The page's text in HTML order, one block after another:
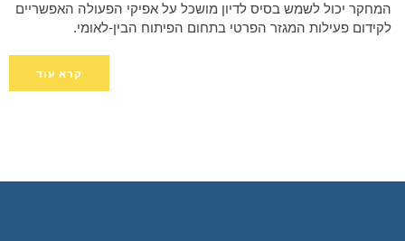
המחקר יכול לשמש בסיס לדיון מושכל על אפיקי הפעולה האפשריים
לקידום פעילות המגזר הפרטי בתחום הפיתוח הבין-לאומי.
קרא עוד